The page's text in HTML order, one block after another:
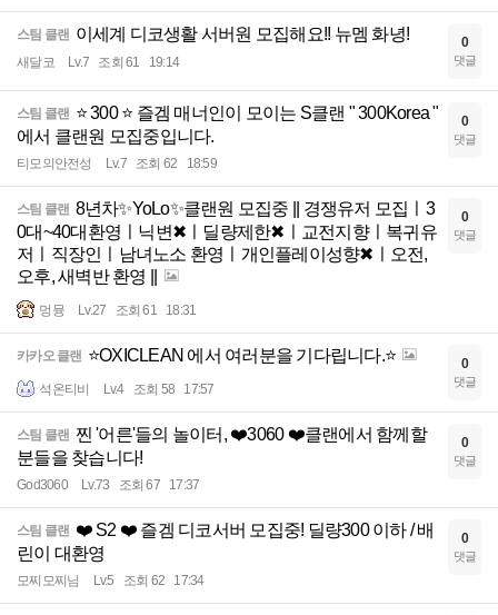
스팀 클랜 이세계 디코생활 서버원 모집해요!! 뉴멤 화녕!
새달코 Lv.7 조회 61 19:14
0
댓글
스팀 클랜 ⭐ 300 ⭐ 즐겜 매너인이 모이는 S클랜 " 300Korea "
에서 클랜원 모집중입니다.
티모의안전성 Lv.7 조회 62 18:59
0
댓글
스팀 클랜 8년차✨YoLo✨클랜원 모집중 || 경쟁유저 모집ㅣ3
0대~40대환영ㅣ닉변✖ㅣ딜량제한✖ㅣ교전지향ㅣ복귀유
저ㅣ직장인ㅣ남녀노소 환영ㅣ개인플레이성향✖ㅣ오전,
오후, 새벽반 환영 ||
멍뮹 Lv.27 조회 61 18:31
0
댓글
카카오 클랜 ⭐OXICLEAN 에서 여러분을 기다립니다.⭐
석온티비 Lv.4 조회 58 17:57
0
댓글
스팀 클랜 찐 '어른'들의 놀이터, ❤️3060 ❤️클랜에서 함께할
분들을 찾습니다!
God3060 Lv.73 조회 67 17:37
0
댓글
스팀 클랜 ❤️ S2 ❤️ 즐겜 디코서버 모집중! 딜량300 이하 / 배
린이 대환영
모찌모찌님 Lv.5 조회 62 17:34
0
댓글